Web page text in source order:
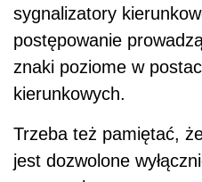
sygnalizatory
postępowanie
znaki poziome w
kierunkowych.
Trzeba też pamiętać,
jest dozwolone